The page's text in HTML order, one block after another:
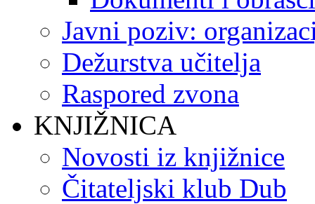
Javni poziv:
Dežurstva učitelja
Raspored zvona
KNJIŽNICA
Novosti iz knjižnice
Čitateljski klub Dub